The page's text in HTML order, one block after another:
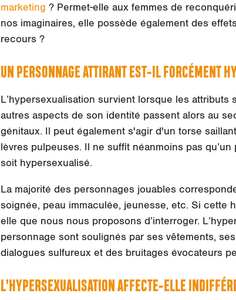
marketing ? Permet-elle aux femmes de
nos imaginaires, elle possède également des
recours ?
UN PERSONNAGE ATTIRANT EST-IL FORCÉMENT
L’hypersexualisation survient lorsque les
autres aspects de son identité passent alors au
génitaux. Il peut également s'agir d'un torse
lèvres pulpeuses. Il ne suffit néanmoins pas
soit hypersexualisé.
La majorité des personnages jouables
soignée, peau immaculée, jeunesse, etc. Si cette
elle que nous nous proposons d’interroger.
personnage sont soulignés par ses vêtements,
dialogues sulfureux et des bruitages évocateurs
L’HYPERSEXUALISATION AFFECTE-ELLE